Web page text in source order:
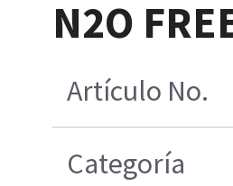
N2O
Artículo No.
Categoría